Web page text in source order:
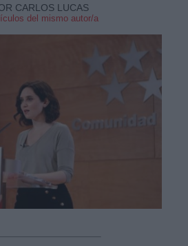
CARLOS LUCAS
del mismo autor/a